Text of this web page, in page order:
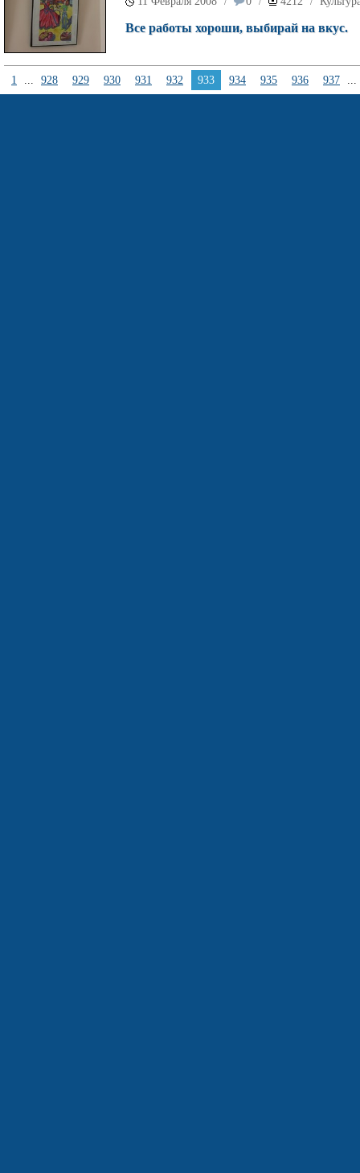
Все работы хороши, выбирай на вкус.
1 ... 928 929 930 931 932 933 934 935 936 937 ...